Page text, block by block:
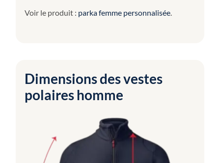
Voir le produit : parka femme personnalisée.
Dimensions des vestes
polaires homme